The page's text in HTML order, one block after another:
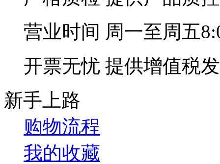
营业时间 周一至周五
开票无忧 提供增值税
新手上路
购物流程
我的收藏